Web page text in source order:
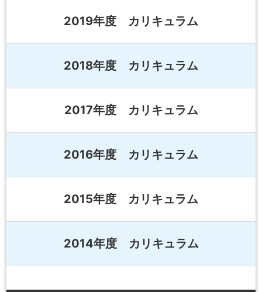
2019年度 カリキュラム
2018年度 カリキュラム
2017年度 カリキュラム
2016年度 カリキュラム
2015年度 カリキュラム
2014年度 カリキュラム